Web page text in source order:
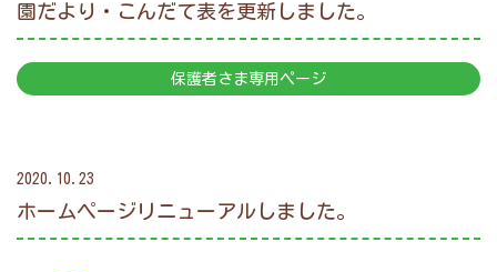
園だより・こんだて表を更新しました。
保護者さま専用ページ
2020.10.23
ホームページリニューアルしました。